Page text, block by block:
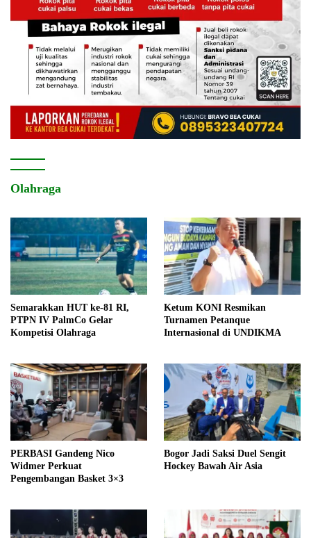
Olahraga
Semarakkan HUT ke-81 RI,
PTPN IV PalmCo Gelar
Kompetisi Olahraga
Ketum KONI Resmikan
Turnamen Petanque
Internasional di UNDIKMA
PERBASI Gandeng Nico
Widmer Perkuat
Pengembangan Basket 3×3
Bogor Jadi Saksi Duel Sengit
Hockey Bawah Air Asia